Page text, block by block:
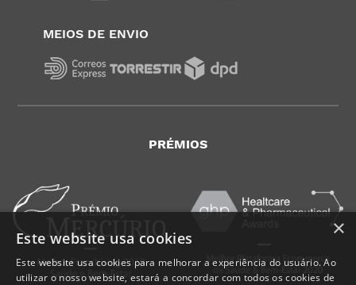
MEIOS DE ENVIO
PRÉMIOS
×
Este website usa cookies
Este website usa cookies para melhorar a experiência do usuário. Ao
utilizar o nosso website, estará a concordar com todos os cookies de